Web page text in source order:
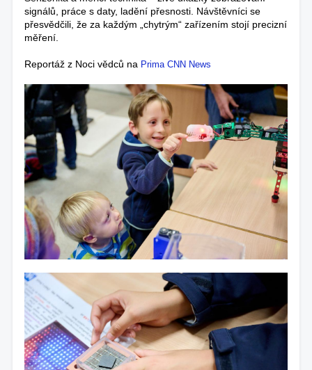
signálů, práce s daty, ladění přesnosti. Návštěvníci se
přesvědčili, že za každým „chytrým“ zařízením stojí precizní
měření.
Reportáž z Noci vědců na Prima CNN News